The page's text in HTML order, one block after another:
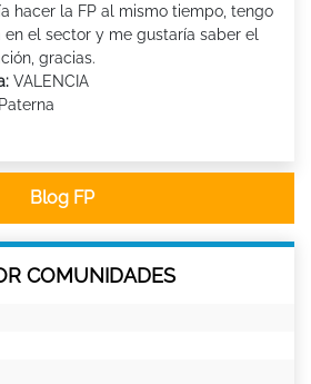
hacer la FP al mismo tiempo, tengo
el sector y me gustaría saber el
gracias.
VALENCIA
Paterna
Blog FP
COMUNIDADES